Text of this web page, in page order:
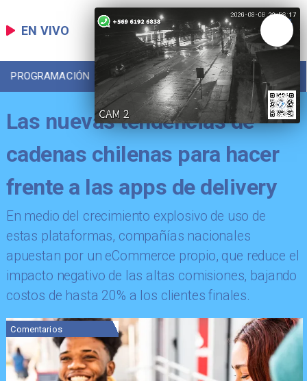
EN VIVO
PROGRAMACIÓN LOCAL DEPORTES
Las nuevas tendencias de
cadenas chilenas para hacer
frente a las apps de delivery
En medio del crecimiento explosivo de uso de
estas plataformas, compañías nacionales
apuestan por un eCommerce propio, que reduce el
impacto negativo de las altas comisiones, bajando
costos de hasta 20% a los clientes finales.
Comentarios